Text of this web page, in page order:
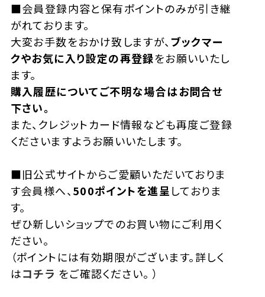
■会員登録内容と保有ポイントのみが引き継
がれております。
大変お手数をおかけ致しますが、ブックマー
クやお気に入り設定の再登録をお願いいたし
ます。
購入履歴についてご不明な場合はお問合せ
下さい。
また、クレジットカード情報なども再度ご登録
くださいますようお願いいたします。
■旧公式サイトからご愛顧いただいておりま
す会員様へ、500ポイントを進呈しておりま
す。
ぜひ新しいショップでのお買い物にご利用く
ださい。
（ポイントには有効期限がございます。詳しく
はコチラ をご確認ください。 ）